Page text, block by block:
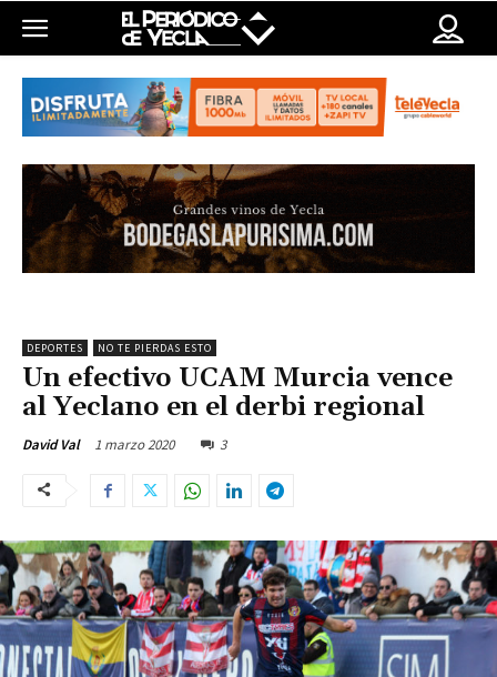
DEPORTES NO TE PIERDAS ESTO
Un efectivo UCAM Murcia vence
al Yeclano en el derbi regional
David Val 1 marzo 2020 3